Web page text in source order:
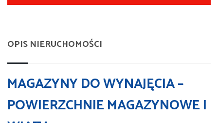
OPIS NIERUCHOMOŚCI
MAGAZYNY DO WYNAJĘCIA –
POWIERZCHNIE MAGAZYNOWE I